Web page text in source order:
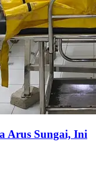
Arus Sungai, Ini